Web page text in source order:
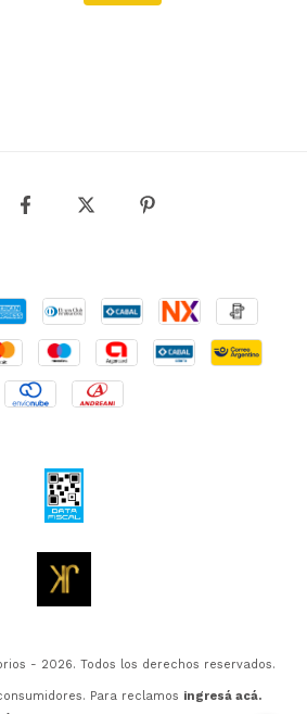
- 2026. Todos los derechos reservados.
Para reclamos ingresá acá.